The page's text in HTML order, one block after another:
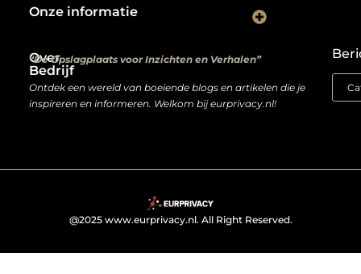
Over
Bedrijf
“De Opslagplaats voor Inzichten en Verhalen”
Ontdek een wereld van boeiende blogs en artikelen die je
inspireren en informeren. Welkom bij eurprivacy.nl!
Onze informatie
@2025 www.eurprivacy.nl. All Right Reserved.